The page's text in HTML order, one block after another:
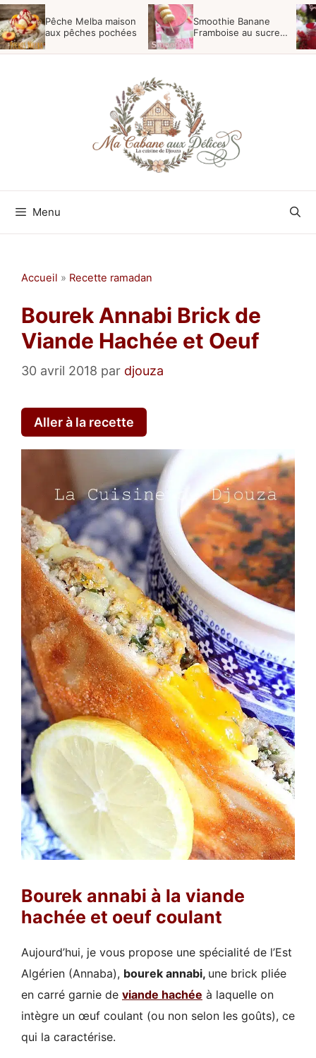
Aller
au
contenu
Pêche Melba maison
aux pêches pochées
Smoothie Banane
Framboise au sucre
Menu
Accueil » Recette ramadan
Bourek Annabi Brick de
Viande Hachée et Oeuf
30 avril 2018 par djouza
Aller à la recette
Bourek annabi à la viande
hachée et oeuf coulant
Aujourd’hui, je vous propose une spécialité de l’Est
Algérien (Annaba), bourek annabi, une brick pliée
en carré garnie de viande hachée à laquelle on
intègre un œuf coulant (ou non selon les goûts), ce
qui la caractérise.